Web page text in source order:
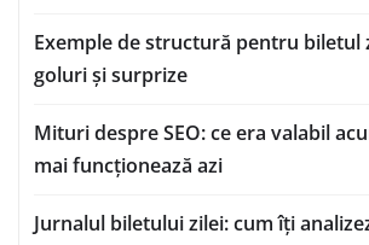
Exemple de structură pentru biletul
goluri și surprize
Mituri despre SEO: ce era valabil
mai funcționează azi
Jurnalul biletului zilei: cum îți